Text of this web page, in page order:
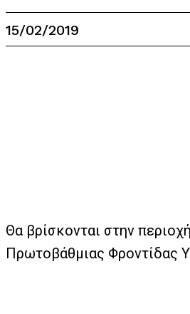
15/02/2019
Θα βρίσκονται στην
Πρωτοβάθμιας Φροντίδας